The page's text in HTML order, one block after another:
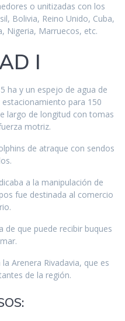
o unitizadas con los
Bolivia, Reino Unido, Cuba,
Nigeria, Marruecos, etc.
I
ha y un espejo de agua de
para 150
largo de longitud con tomas
motriz.
de atraque con sendos
a la manipulación de
fue destinada al comercio
de que puede recibir buques
Arenera Rivadavia, que es
de la región.